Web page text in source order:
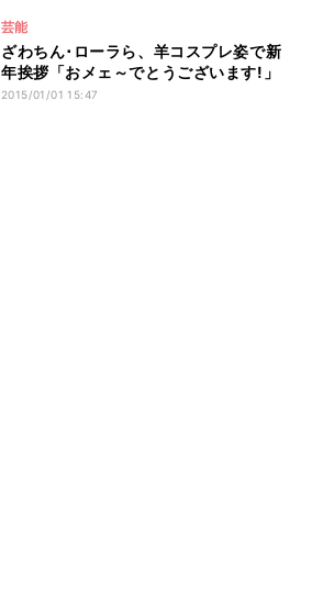
芸能
ざわちん･ローラら、羊コスプレ姿で新
年挨拶「おメェ～でとうございます!」
2015/01/01 15:47